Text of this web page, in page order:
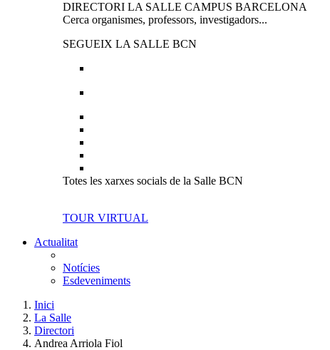
DIRECTORI LA SALLE CAMPUS BARCELONA
Cerca organismes, professors, investigadors...
SEGUEIX LA SALLE BCN
Totes les xarxes socials de la Salle BCN
TOUR VIRTUAL
Actualitat
Notícies
Esdeveniments
Inici
La Salle
Directori
Andrea Arriola Fiol